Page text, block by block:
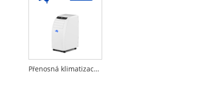
Přenosná klimatizace 7K 9K 12K